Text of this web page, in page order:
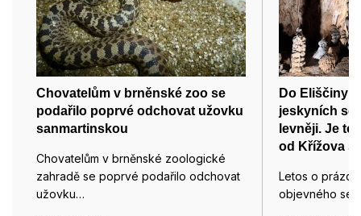
Chovatelům v brněnské zoo se
podařilo poprvé odchovat užovku
sanmartinskou
Chovatelům v brněnské zoologické
zahradě se poprvé podařilo odchovat
užovku…
Do Eliščiny
jeskyních se
levněji. Je to
od Křížova
Letos o
objevného